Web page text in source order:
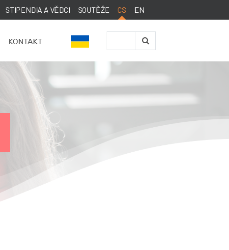
STIPENDIA A VĚDCI SOUTĚŽE CS EN
KONTAKT